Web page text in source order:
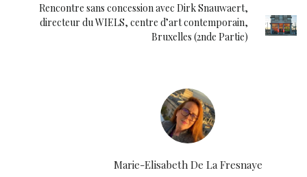
Rencontre sans concession avec Dirk Snauwaert,
directeur du WIELS, centre d’art contemporain,
Bruxelles (2nde Partie)
Marie-Elisabeth De La Fresnaye